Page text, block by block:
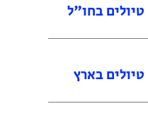
טיולים בחו"ל
טיולים בארץ